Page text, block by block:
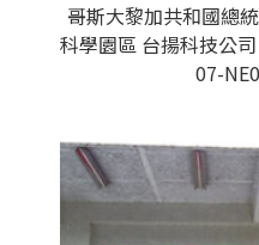
哥斯大黎加共和國總
科學園區 台揚科技公
07-